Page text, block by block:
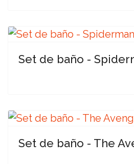
Set de baño -
Set de baño - The